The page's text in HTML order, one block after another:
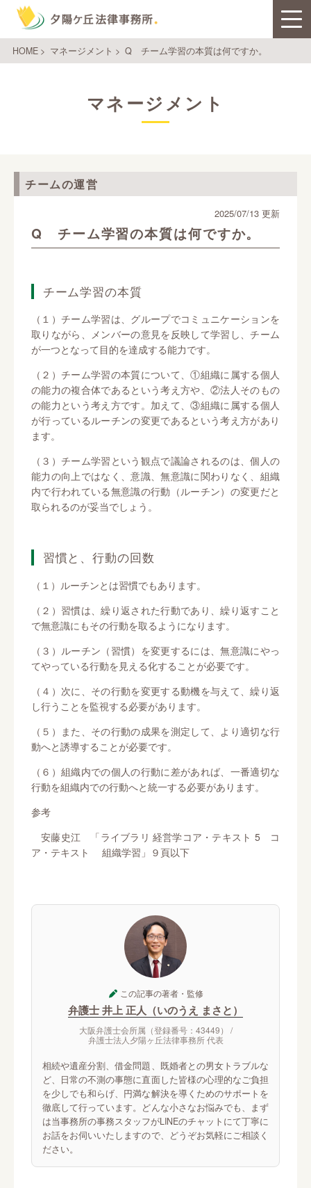
HOME> マネージメント > Q チーム学習の本質は何ですか。
マネージメント
チームの運営
Q チーム学習の本質は何ですか。
2025/07/13 更新
チーム学習の本質
（１）チーム学習は、グループでコミュニケーションを
取りながら、メンバーの意見を反映して学習し、チーム
が一つとなって目的を達成する能力です。
（２）チーム学習の本質について、①組織に属する個人
の能力の複合体であるという考え方や、②法人そのもの
の能力という考え方です。加えて、③組織に属する個人
が行っているルーチンの変更であるという考え方があり
ます。
（３）チーム学習という観点で議論されるのは、個人の
能力の向上ではなく、意識、無意識に関わりなく、組織
内で行われている無意識の行動（ルーチン）の変更だと
取られるのが妥当でしょう。
習慣と、行動の回数
（１）ルーチンとは習慣でもあります。
（２）習慣は、繰り返された行動であり、繰り返すこと
で無意識にもその行動を取るようになります。
（３）ルーチン（習慣）を変更するには、無意識にやっ
てやっている行動を見える化することが必要です。
（４）次に、その行動を変更する動機を与えて、繰り返
し行うことを監視する必要があります。
（５）また、その行動の成果を測定して、より適切な行
動へと誘導することが必要です。
（６）組織内での個人の行動に差があれば、一番適切な
行動を組織内での行動へと統一する必要があります。
参考
安藤史江 「ライブラリ 経営学コア・テキスト 5 コ
ア・テキスト 組織学習」９頁以下
この記事の著者・監修
弁護士 井上 正人（いのうえ まさと）
大阪弁護士会所属（登録番号：43449） /
弁護士法人夕陽ヶ丘法律事務所 代表
相続や遺産分割、借金問題、既婚者との男女トラブルな
ど、日常の不測の事態に直面した皆様の心理的なご負担
を少しでも和らげ、円満な解決を導くためのサポートを
徹底して行っています。どんな小さなお悩みでも、まず
は当事務所の事務スタッフがLINEのチャットにて丁寧に
お話をお伺いいたしますので、どうぞお気軽にご相談く
ださい。